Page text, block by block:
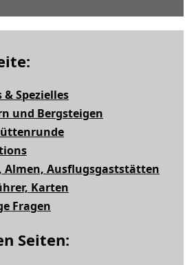
Spezielles
und Bergsteigen
Almen, Ausflugsgaststätten
Karten
Fragen
Seiten: